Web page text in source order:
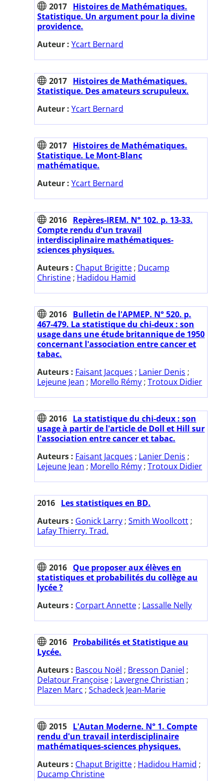
2017 Histoires de Mathématiques.
Statistique. Un argument pour la divine
providence.
Auteur : Ycart Bernard
2017 Histoires de Mathématiques.
Statistique. Des amateurs scrupuleux.
Auteur : Ycart Bernard
2017 Histoires de Mathématiques.
Statistique. Le Mont-Blanc
mathématique.
Auteur : Ycart Bernard
2016 Repères-IREM. N° 102. p. 13-33.
Compte rendu d'un travail
interdisciplinaire mathématiques-
sciences physiques.
Auteurs : Chaput Brigitte ; Ducamp
Christine ; Hadidou Hamid
2016 Bulletin de l'APMEP. N° 520. p.
467-479. La statistique du chi-deux : son
usage dans une étude britannique de 1950
concernant l'association entre cancer et
tabac.
Auteurs : Faisant Jacques ; Lanier Denis ;
Lejeune Jean ; Morello Rémy ; Trotoux Didier
2016 La statistique du chi-deux : son
usage à partir de l'article de Doll et Hill sur
l'association entre cancer et tabac.
Auteurs : Faisant Jacques ; Lanier Denis ;
Lejeune Jean ; Morello Rémy ; Trotoux Didier
2016 Les statistiques en BD.
Auteurs : Gonick Larry ; Smith Woollcott ;
Lafay Thierry. Trad.
2016 Que proposer aux élèves en
statistiques et probabilités du collège au
lycée ?
Auteurs : Corpart Annette ; Lassalle Nelly
2016 Probabilités et Statistique au
Lycée.
Auteurs : Bascou Noël ; Bresson Daniel ;
Delatour Françoise ; Lavergne Christian ;
Plazen Marc ; Schadeck Jean-Marie
2015 L'Autan Moderne. N° 1. Compte
rendu d'un travail interdisciplinaire
mathématiques-sciences physiques.
Auteurs : Chaput Brigitte ; Hadidou Hamid ;
Ducamp Christine